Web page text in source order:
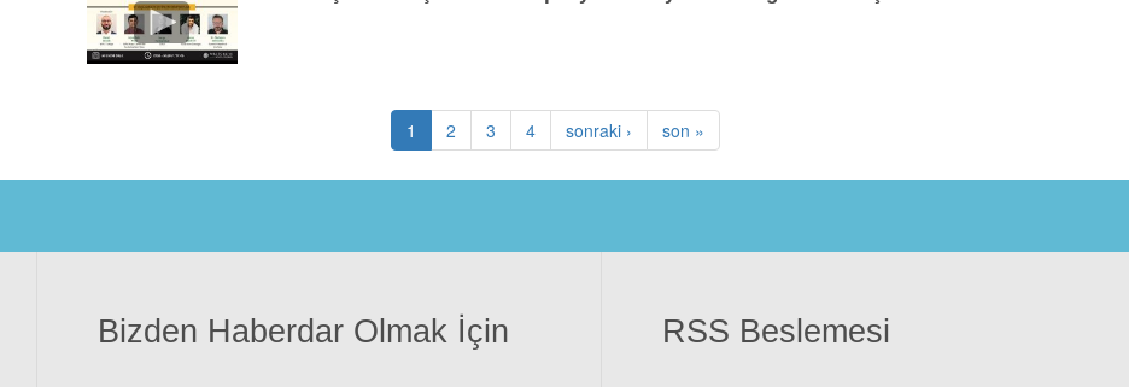
Şu
an
kullanılan
1 Sayfa
2 Sayfa
3 Sayfa
4 sonraki1
sonraki › son
son »
RSS Beslemesi
Bizden Haberdar Olmak İçin